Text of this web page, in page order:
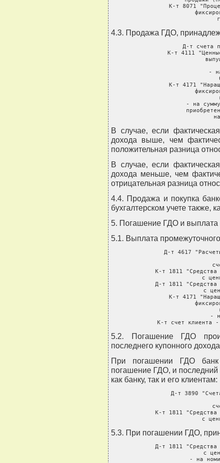
К-т 8071
4.3. Продажа ГДО,
Д-т счета
К-т 4111
-
К-т 4171
- на
В случае, если
дохода выше, чем
положительная разница
В случае, если
дохода меньше, чем
отрицательная разница
4.4. Продажа и покупка
бухгалтерском учете также,
5. Погашение ГДО и выплата
5.1. Выплата
Д-т 4617
К-т 1811 "Средства
с
Д-т 1811 "Средства
с
К-т 4171
-
К-т счет клиента
5.2. Погашение ГДО
последнего купонного
При погашении ГДО банк
погашение ГДО, и
как банку, так и его клиентам:
Д-т 3890
К-т 1811 "Средства
с
5.3. При погашении ГДО,
Д-т 1811 "Средства
с
- на